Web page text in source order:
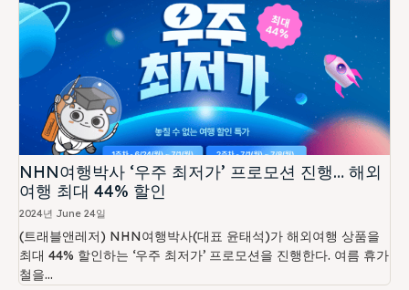
NHN여행박사 ‘우주 최저가’ 프로모션 진행… 해외
여행 최대 44% 할인
2024년 June 24일
(트래블앤레저) NHN여행박사(대표 윤태석)가 해외여행 상품을
최대 44% 할인하는 ‘우주 최저가’ 프로모션을 진행한다. 여름 휴가
철을...